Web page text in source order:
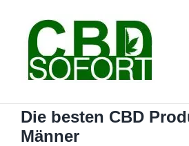
springen
Die besten CBD
Männer